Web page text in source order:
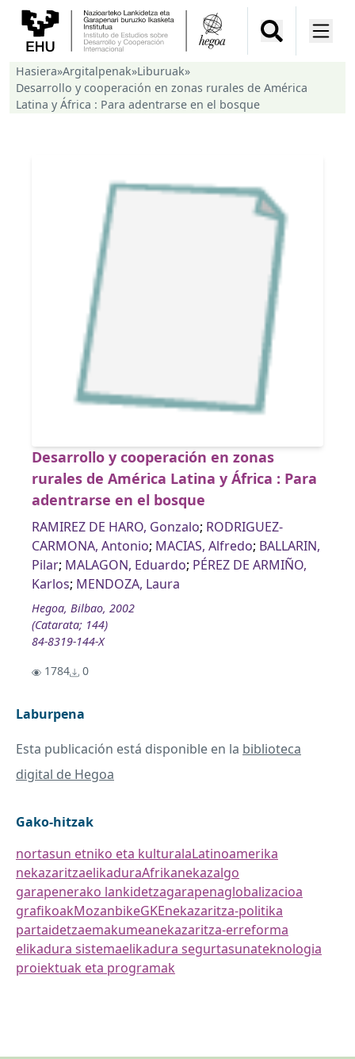
Hasiera»Argitalpenak»Liburuak»
Desarrollo y cooperación en zonas rurales de América
Latina y África : Para adentrarse en el bosque
Desarrollo y cooperación en zonas
rurales de América Latina y África : Para
adentrarse en el bosque
RAMIREZ DE HARO, Gonzalo; RODRIGUEZ-
CARMONA, Antonio; MACIAS, Alfredo; BALLARIN,
Pilar; MALAGON, Eduardo; PÉREZ DE ARMIÑO,
Karlos; MENDOZA, Laura
Hegoa, Bilbao, 2002
(Catarata; 144)
84-8319-144-X
1784
0
Laburpena
Esta publicación está disponible en la biblioteca
digital de Hegoa
Gako-hitzak
nortasun etniko eta kulturalaLatinoamerika
nekazaritzaelikaduraAfrikanekazalgo
garapenerako lankidetzagarapenaglobalizacioa
grafikoakMozanbikeGKEnekazaritza-politika
partaidetzaemakumeanekazaritza-erreforma
elikadura sistemaelikadura segurtasunateknologia
proiektuak eta programak